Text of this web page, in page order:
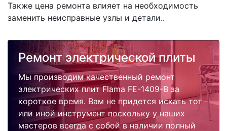
Также цена ремонта влияет на необходимость
заменить неисправные узлы и детали..
Ремонт электрической плиты
Мы производим качественный ремонт
электрических плит Flama FE-1409-B за
короткое время. Вам не придется искать тот
или иной инструмент поскольку у наших
мастеров всегда с собой в наличии полный